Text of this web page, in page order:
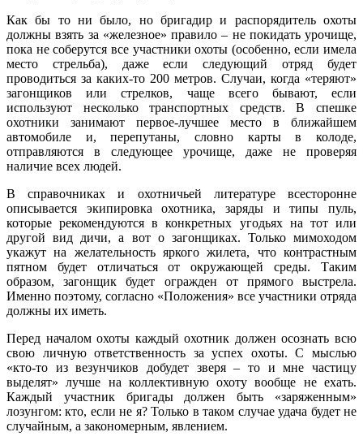
Как бы то ни было, но бригадир и распорядитель охоты
должны взять за «железное» правило – не покидать урочище,
пока не соберутся все участники охоты (особенно, если имела
место стрельба), даже если следующий отряд будет
проводиться за каких-то 200 метров. Случаи, когда «теряют»
загонщиков или стрелков, чаще всего бывают, если
используют несколько транспортных средств. В спешке
охотники занимают первое-лучшее место в ближайшем
автомобиле и, перепутаны, словно карты в колоде,
отправляются в следующее урочище, даже не проверяя
наличие всех людей.
В справочниках и охотничьей литературе всесторонне
описывается экипировка охотника, заряды и типы пуль,
которые рекомендуются в конкретных угодьях на тот или
другой вид дичи, а вот о загонщиках. Только мимоходом
укажут на желательность яркого жилета, что контрастным
пятном будет отличаться от окружающей среды. Таким
образом, загонщик будет огражден от прямого выстрела.
Именно поэтому, согласно «Положения» все участники отряда
должны их иметь.
Перед началом охоты каждый охотник должен осознать всю
свою личную ответственность за успех охоты. С мыслью
«кто-то из везунчиков добудет зверя – то и мне частицу
выделят» лучше на коллективную охоту вообще не ехать.
Каждый участник бригады должен быть «заряженным»
лозунгом: кто, если не я? Только в таком случае удача будет не
случайным, а закономерным, явлением.